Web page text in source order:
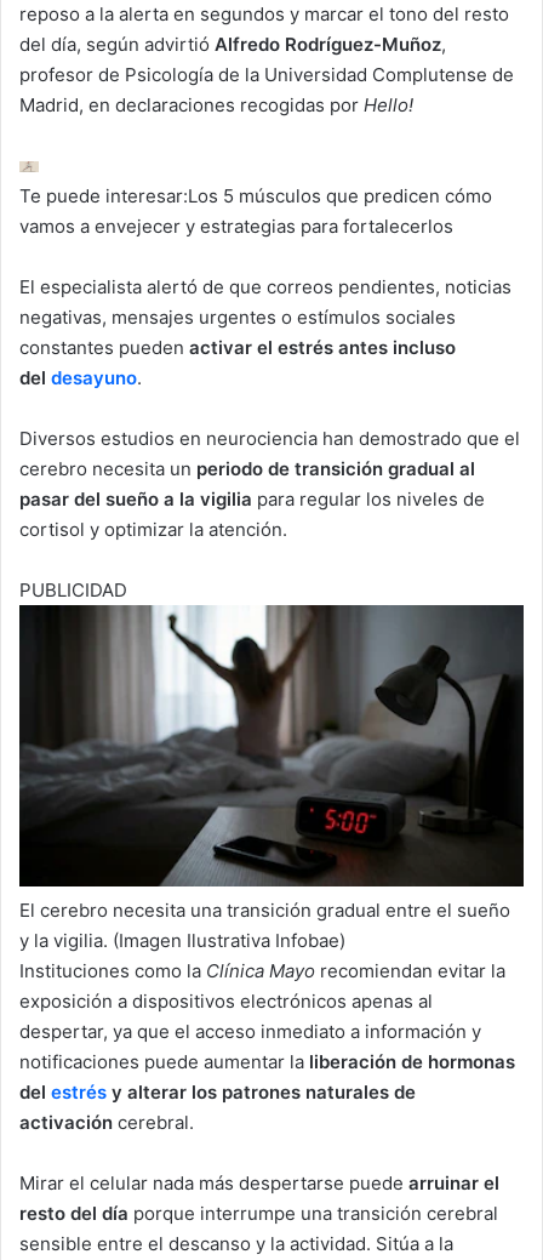
reposo a la alerta en segundos y marcar el tono del resto
del día, según advirtió Alfredo Rodríguez-Muñoz,
profesor de Psicología de la Universidad Complutense de
Madrid, en declaraciones recogidas por Hello!
Te puede interesar:Los 5 músculos que predicen cómo
vamos a envejecer y estrategias para fortalecerlos
El especialista alertó de que correos pendientes, noticias
negativas, mensajes urgentes o estímulos sociales
constantes pueden activar el estrés antes incluso
del desayuno.
Diversos estudios en neurociencia han demostrado que el
cerebro necesita un periodo de transición gradual al
pasar del sueño a la vigilia para regular los niveles de
cortisol y optimizar la atención.
PUBLICIDAD
El cerebro necesita una transición gradual entre el sueño
y la vigilia. (Imagen Ilustrativa Infobae)
Instituciones como la Clínica Mayo recomiendan evitar la
exposición a dispositivos electrónicos apenas al
despertar, ya que el acceso inmediato a información y
notificaciones puede aumentar la liberación de hormonas
del estrés y alterar los patrones naturales de
activación cerebral.
Mirar el celular nada más despertarse puede arruinar el
resto del día porque interrumpe una transición cerebral
sensible entre el descanso y la actividad. Sitúa a la